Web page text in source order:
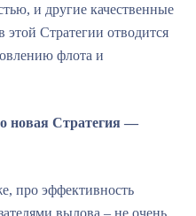
и другие качественные
этой Стратегии отводится
флота и
новая Стратегия —
про эффективность
вылова – не очень